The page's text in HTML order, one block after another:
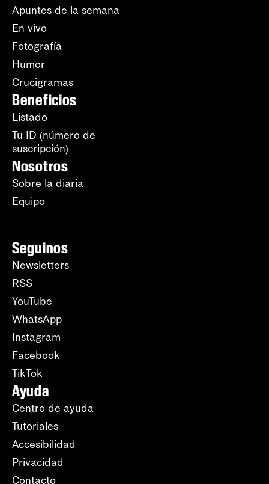
Apuntes de la semana
En vivo
Fotografía
Humor
Crucigramas
Beneficios
Listado
Tu ID (número de
suscripción)
Nosotros
Sobre la diaria
Equipo
Seguinos
Newsletters
RSS
YouTube
WhatsApp
Instagram
Facebook
TikTok
Ayuda
Centro de ayuda
Tutoriales
Accesibilidad
Privacidad
Contacto